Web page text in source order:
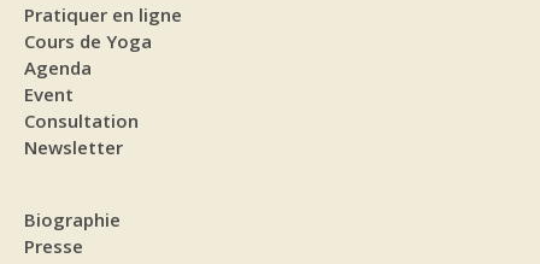
Pratiquer en ligne
Cours de Yoga
Agenda
Event
Consultation
Newsletter
Biographie
Presse